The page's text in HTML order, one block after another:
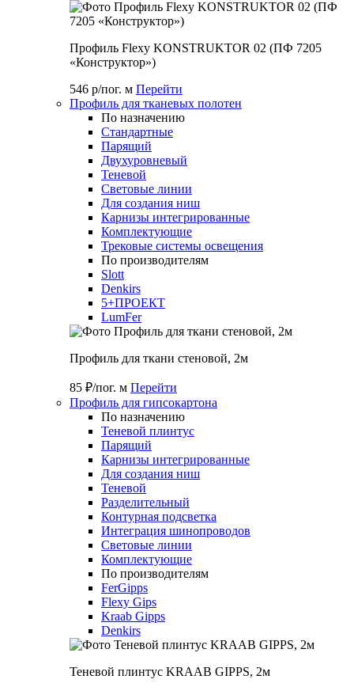
Профиль Flexy KONSTRUKTOR 02 (ПФ 7205
«Конструктор»)
546 р/пог. м Перейти
Профиль для тканевых полотен
По назначению
Стандартные
Парящий
Двухуровневый
Теневой
Световые линии
Для создания ниш
Карнизы интегрированные
Комплектующие
Трековые системы освещения
По производителям
Slott
Denkirs
5+ПРОЕКТ
LumFer
Профиль для ткани стеновой, 2м
85 ₽/пог. м Перейти
Профиль для гипсокартона
По назначению
Теневой плинтус
Парящий
Карнизы интегрированные
Для создания ниш
Теневой
Разделительный
Контурная подсветка
Интеграция шинопроводов
Световые линии
Комплектующие
По производителям
FerGipps
Flexy Gips
Kraab Gipps
Denkirs
Теневой плинтус KRAAB GIPPS, 2м